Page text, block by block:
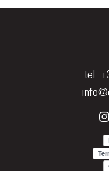
tel.